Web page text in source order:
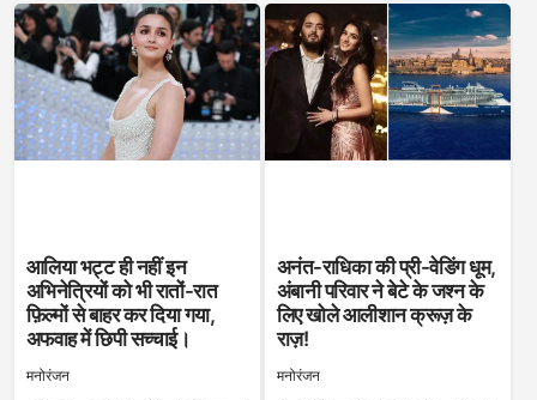
आलिया भट्ट ही नहीं इन
अभिनेत्रियों को भी रातों-रात
फ़िल्मों से बाहर कर दिया गया,
अफवाह में छिपी सच्चाई।
मनोरंजन
अनंत-राधिका की प्री-वेडिंग धूम,
अंबानी परिवार ने बेटे के जश्न के
लिए खोले आलीशान क्रूज़ के
राज़!
मनोरंजन